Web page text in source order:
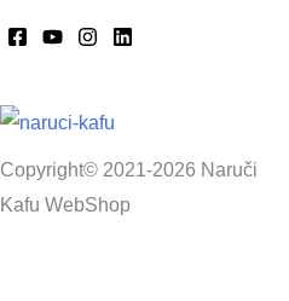
Copyright© 2021-2026 Naruči
Kafu WebShop